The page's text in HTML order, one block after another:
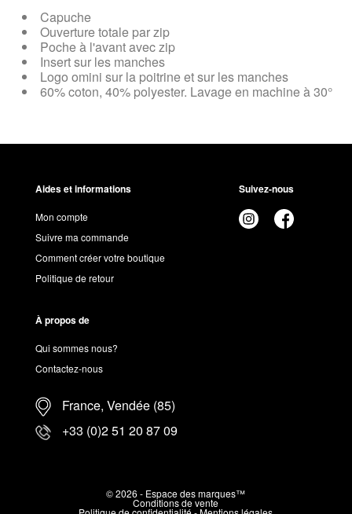
Capuche
Ouverture totale par zip
Poche à l'avant avec zip
Insert sur les manches
Logo omini sur la poitrine et sur les manches
60% coton, 40% polyester. Lavage en machine à 30°
Aides et informations
Mon compte
Suivre ma commande
Comment créer votre boutique
Politique de retour
Suivez-nous
À propos de
Qui sommes nous?
Contactez-nous
France, Vendée (85)
+33 (0)2 51 20 87 09
© 2026 - Espace des marques™
Conditions de vente